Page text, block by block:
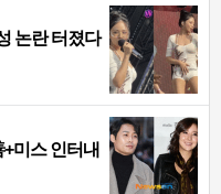
논란 터졌다
+미스 인터내